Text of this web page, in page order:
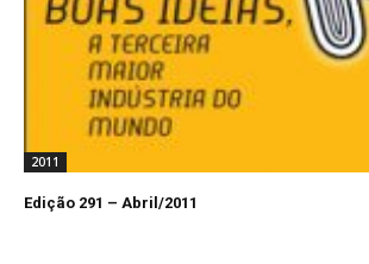
2011
Edição 291 – Abril/2011